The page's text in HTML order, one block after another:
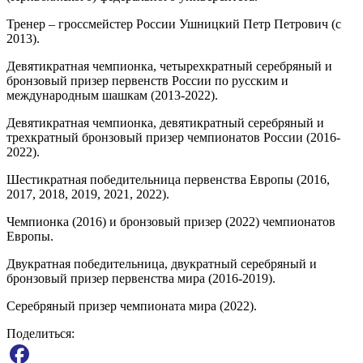
Тренер – гроссмейстер России Ушницкий Петр Петрович (с
2013).
Девятикратная чемпионка, четырехкратный серебряный и
бронзовый призер первенств России по русским и
международным шашкам (2013-2022).
Девятикратная чемпионка, девятикратный серебряный и
трехкратный бронзовый призер чемпионатов России (2016-
2022).
Шестикратная победительница первенства Европы (2016,
2017, 2018, 2019, 2021, 2022).
Чемпионка (2016) и бронзовый призер (2022) чемпионатов
Европы.
Двукратная победительница, двукратный серебряный и
бронзовый призер первенства мира (2016-2019).
Серебряный призер чемпионата мира (2022).
Поделиться: